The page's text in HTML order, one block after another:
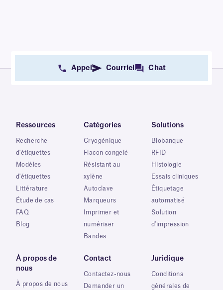
Appel Courriel Chat
Ressources
Recherche
d'étiquettes
Modèles
d'étiquettes
Littérature
Étude de cas
FAQ
Blog
Catégories
Cryogénique
Flacon congelé
Résistant au
xylène
Autoclave
Marqueurs
Imprimer et
numériser
Bandes
Solutions
Biobanque
RFID
Histologie
Essais cliniques
Étiquetage
automatisé
Solution
d'impression
À propos de
nous
À propos de nous
Contact
Contactez-nous
Demander un
Juridique
Conditions
générales de